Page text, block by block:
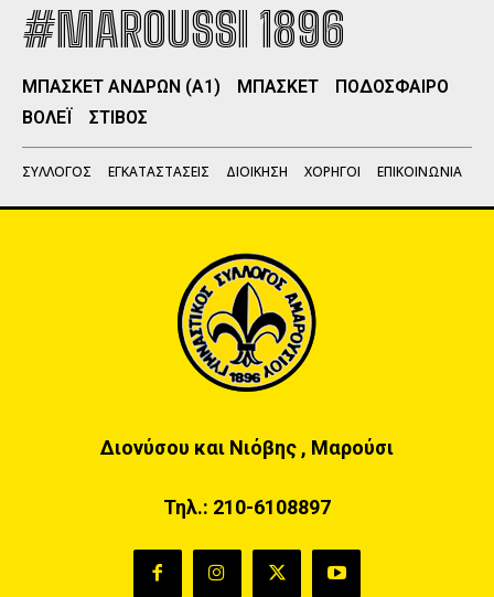
#MAROUSSI 1896
ΜΠΑΣΚΕΤ ΑΝΔΡΩΝ (Α1) ΜΠΑΣΚΕΤ
ΠΟΔΟΣΦΑΙΡΟ
ΒΟΛΕΪ
ΣΤΙΒΟΣ
ΣΥΛΛΟΓΟΣ ΕΓΚΑΤΑΣΤΑΣΕΙΣ ΔΙΟΙΚΗΣΗ ΧΟΡΗΓΟΙ ΕΠΙΚΟΙΝΩΝΙΑ
Διονύσου και Νιόβης , Μαρούσι
Τηλ.: 210-6108897